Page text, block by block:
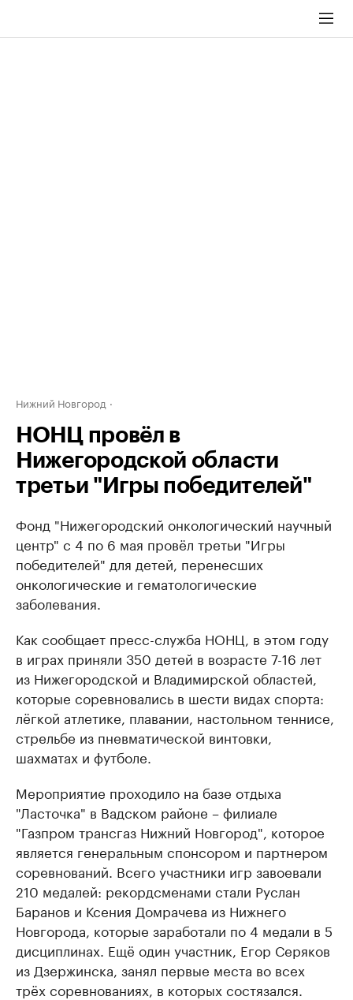
Нижний Новгород
НОНЦ провёл в
Нижегородской области
третьи "Игры победителей"
Фонд "Нижегородский онкологический научный
центр" с 4 по 6 мая провёл третьи "Игры
победителей" для детей, перенесших
онкологические и гематологические
заболевания.
Как сообщает пресс-служба НОНЦ, в этом году
в играх приняли 350 детей в возрасте 7-16 лет
из Нижегородской и Владимирской областей,
которые соревновались в шести видах спорта:
лёгкой атлетике, плавании, настольном теннисе,
стрельбе из пневматической винтовки,
шахматах и футболе.
Мероприятие проходило на базе отдыха
"Ласточка" в Вадском районе – филиале
"Газпром трансгаз Нижний Новгород", которое
является генеральным спонсором и партнером
соревнований. Всего участники игр завоевали
210 медалей: рекордсменами стали Руслан
Баранов и Ксения Домрачева из Нижнего
Новгорода, которые заработали по 4 медали в 5
дисциплинах. Ещё один участник, Егор Серяков
из Дзержинска, занял первые места во всех
трёх соревнованиях, в которых состязался.